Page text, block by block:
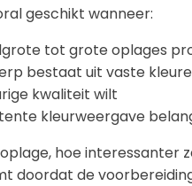
geschikt wanneer:
tot grote oplages
bestaat uit vaste
kwaliteit wilt
kleurweergave
hoe interessanter
doordat de